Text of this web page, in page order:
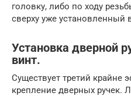
головку, либо по ходу
сверху уже установленный
Установка дверной
винт.
Существует третий крайне
крепление дверных ручек.